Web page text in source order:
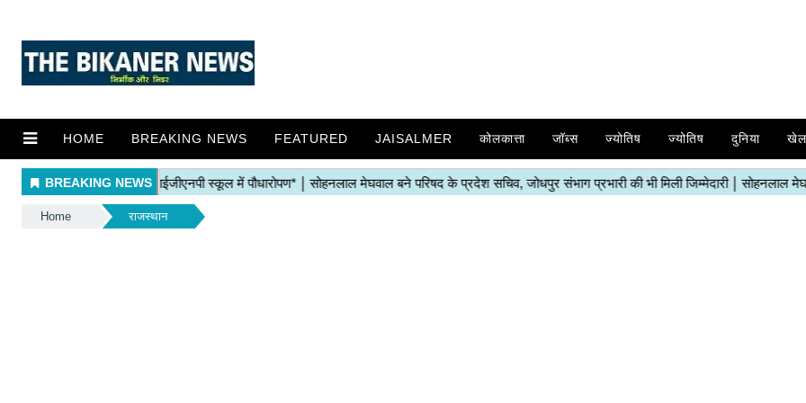
HOME BREAKING NEWS FEATURED JAISALMER कोलकात्ता जॉब्स ज्योतिष ज्योतिष दुनिया खेल
Home राजस्थान